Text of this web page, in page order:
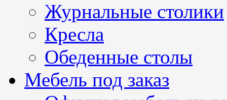
Журнальные столики
Кресла
Обеденные столы
Мебель под заказ